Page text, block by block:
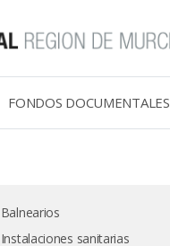
FONDOS DOCUMENTALES
Balnearios
Instalaciones sanitarias